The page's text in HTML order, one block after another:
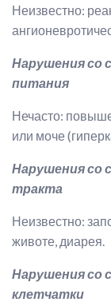
Неизвестно:
Нарушения со
питания
Нечасто:
или моче
Нарушения со
тракта
Неизвестно:
животе, диарея.
Нарушения со
клетчатки